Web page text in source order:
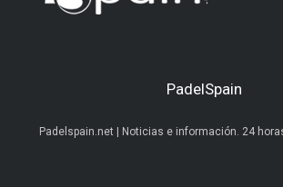
PadelSpain
Padelspain.net | Noticias e información. 24